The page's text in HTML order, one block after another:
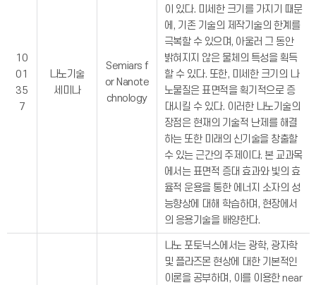
10
01
35
7
나노기술
세미나
Semiars f
or Nanote
chnology
이 있다. 미세한 크기를 가지기 때문
에, 기존 기술의 제작기술의 한계를
극복할 수 있으며, 아울러 그 동안
밝혀지지 않은 물체의 특성을 획득
할 수 있다. 또한, 미세한 크기의 나
노물질은 표면적을 획기적으로 증
대시킬 수 있다. 이러한 나노기술의
장점은 현재의 기술적 난제를 해결
하는 또한 미래의 신기술을 창출할
수 있는 근간의 주제이다. 본 교과목
에서는 표면적 증대 효과와 빛의 효
율적 운용을 통한 에너지 소자의 성
능향상에 대해 학습하며, 현장에서
의 응용기술을 배양한다.
나노 포토닉스에서는 광학, 광자학
및 플라즈몬 현상에 대한 기본적인
이론을 공부하며, 이를 이용한 near